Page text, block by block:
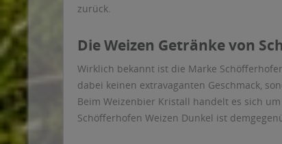
zurück.
Die Weizen Getränke von
Wirklich bekannt ist die Marke
dabei keinen extravaganten Geschmack,
Beim Weizenbier Kristall handelt es sich
Schöfferhofen Weizen Dunkel ist